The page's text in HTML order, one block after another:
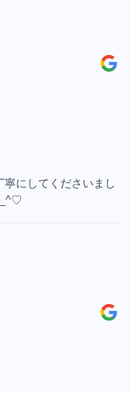
にしてくださいまし